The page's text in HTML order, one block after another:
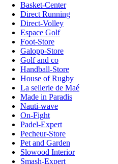
Basket-Center
Direct Running
Direct-Volley
Espace Golf
Foot-Store
Galopp-Store
Golf and co
Handball-Store
House of Rugby
La sellerie de Maé
Made in Paradis
Nauti-wave
On-Fight
Padel-Expert
Pecheur-Store
Pet and Garden
Slowood Interior
Smash-Expert